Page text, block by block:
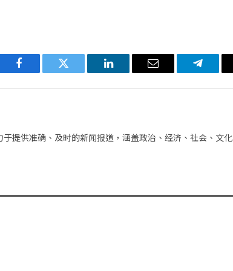
Facebook Twitter LinkedIn 电
提供准确、及时的新闻报道，涵盖政治、经济、社会、文